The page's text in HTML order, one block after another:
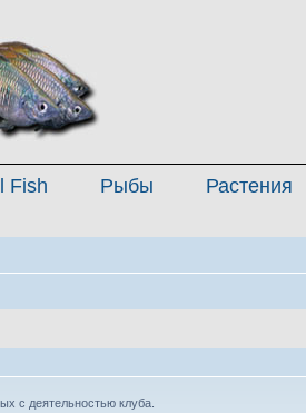
Fish Рыбы Растения
с деятельностью клуба.